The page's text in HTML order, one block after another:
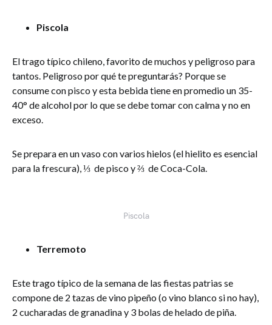
Piscola
El trago típico chileno, favorito de muchos y peligroso para
tantos. Peligroso por qué te preguntarás? Porque se
consume con pisco y esta bebida tiene en promedio un 35-
40° de alcohol por lo que se debe tomar con calma y no en
exceso.
Se prepara en un vaso con varios hielos (el hielito es esencial
para la frescura), ⅓ de pisco y ⅔ de Coca-Cola.
Piscola
Terremoto
Este trago típico de la semana de las fiestas patrias se
compone de 2 tazas de vino pipeño (o vino blanco si no hay),
2 cucharadas de granadina y 3 bolas de helado de piña.